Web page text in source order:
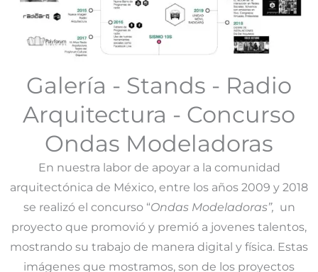
Galería - Stands - Radio
Arquitectura - Concurso
Ondas Modeladoras
En nuestra labor de apoyar a la comunidad
arquitectónica de México, entre los años 2009 y 2018
se realizó el concurso “Ondas Modeladoras”, un
proyecto que promovió y premió a jovenes talentos,
mostrando su trabajo de manera digital y física. Estas
imágenes que mostramos, son de los proyectos